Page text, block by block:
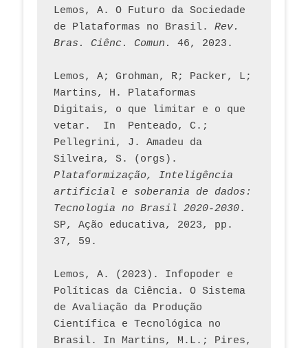
Lemos, A. O Futuro da Sociedade
de Plataformas no Brasil. Rev.
Bras. Ciênc. Comun.
Lemos, A; Grohman, R; Packer, L;
Martins, H. Plataformas
Digitais, o que limitar e o que
vetar.  In  Penteado, C.;
Pellegrini, J. Amadeu da
Plataformização, Inteligência
artificial e soberania de dados:
Tecnologia no Brasil 2020-2030.
SP, Ação educativa, 2023, pp.
37, 59.
Lemos, A. (2023). Infopoder e
Políticas da Ciência. O Sistema
de Avaliação da Produção
Científica e Tecnológica no
Brasil. In Martins, M.L.; Pires,